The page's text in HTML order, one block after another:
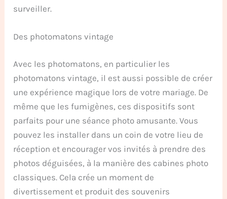
surveiller.
Des photomatons vintage
Avec les photomatons, en particulier les
photomatons vintage, il est aussi possible de créer
une expérience magique lors de votre mariage. De
même que les fumigènes, ces dispositifs sont
parfaits pour une séance photo amusante. Vous
pouvez les installer dans un coin de votre lieu de
réception et encourager vos invités à prendre des
photos déguisées, à la manière des cabines photo
classiques. Cela crée un moment de
divertissement et produit des souvenirs